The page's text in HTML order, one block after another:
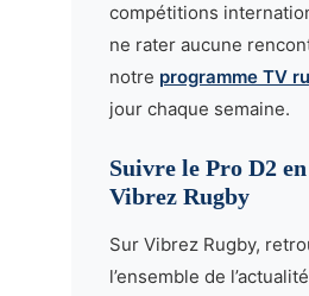
compétitions
ne rater aucune
notre programme TV
jour chaque semaine.
Suivre le Pro D2
Vibrez Rugby
Sur Vibrez Rugby,
l’ensemble de l’actualité